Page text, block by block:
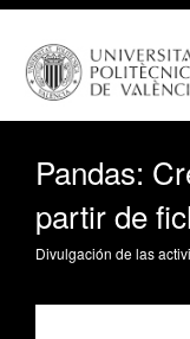
Pandas:
partir de